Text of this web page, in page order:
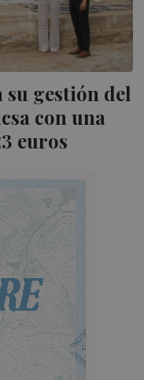
gestión del
con una
euros